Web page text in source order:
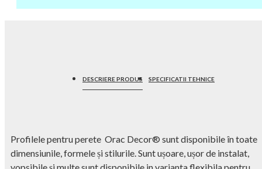
DESCRIERE PRODUS SPECIFICATII TEHNICE
Profilele pentru perete Orac Decor® sunt disponibile în toate
dimensiunile, formele și stilurile. Sunt ușoare, ușor de instalat,